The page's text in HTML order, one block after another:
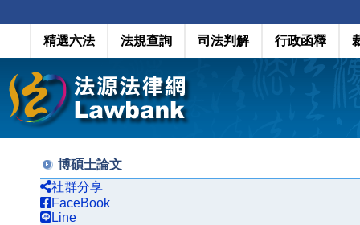
精選六法 法規查詢 司法判解 行政函釋
博碩士論文
社群分享
FaceBook
Line